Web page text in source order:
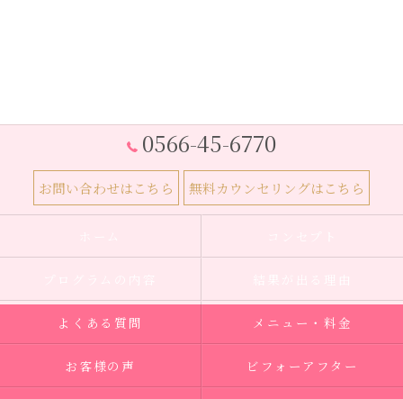
0566-45-6770
お問い合わせはこちら 無料カウンセリングはこちら
よくある質問 メニュー・料金
お客様の声 ビフォーアフター